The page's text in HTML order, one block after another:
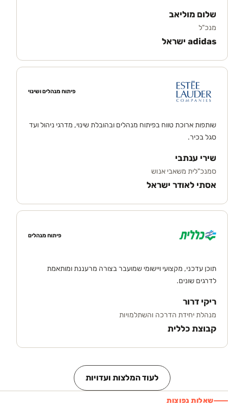
שלום מוליאב
מנכ"ל
adidas ישראל
פיתוח מנהלים ושינוי
שותפות ארוכת טווח בפיתוח מנהלים ובהובלת שינוי, מדרגי ניהול ועד
סגל בכיר.
שירי ענתבי
סמנכ"לית משאבי אנוש
אסתי לאודר ישראל
פיתוח מנהלים
תוכן עדכני, מקצועי ויישומי שמועבר בצורה מרעננת ומותאמת
לדרגים שונים.
ריקי דרור
מנהלת יחידת הדרכה והשתלמויות
קבוצת כללית
לעוד המלצות ועדויות
שאלות נפוצות